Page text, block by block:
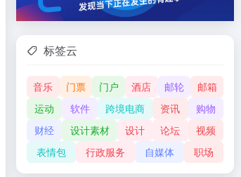
标签云
音乐 门票 门户 酒店 邮轮
邮箱
运动
软件 跨境电商 资讯
购物
财经
设计素材 设计 论坛
视频
表情包
行政服务 自媒体 职场